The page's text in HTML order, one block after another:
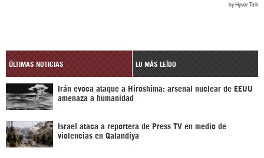
ÚLTIMAS NOTICIAS LO MÁS LEÍDO
Irán evoca ataque a Hiroshima: arsenal nuclear de EEUU
amenaza a humanidad
Israel ataca a reportera de Press TV en medio de
violencias en Qalandiya